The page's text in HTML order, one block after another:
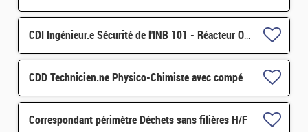
CDI Ingénieur.e Sécurité de l'INB 101 - Réacteur Orphée F/H
CDD Technicien.ne Physico-Chimiste avec compétences en radiochimie H/F
Correspondant périmètre Déchets sans filières H/F